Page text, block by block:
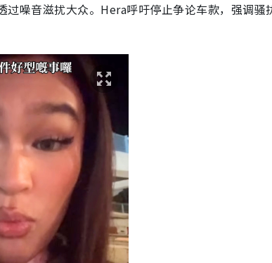
噪音滋扰大众。Hera呼吁停止争论车款，强调骚